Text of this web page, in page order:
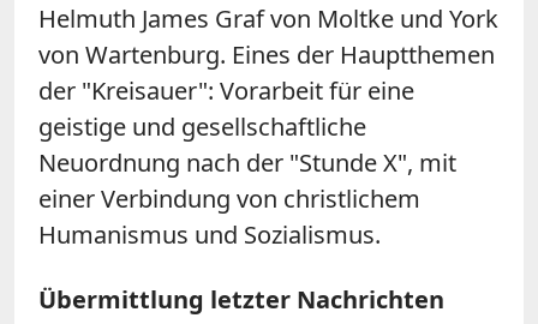
Helmuth James Graf von Moltke und York
von Wartenburg. Eines der Hauptthemen
der "Kreisauer": Vorarbeit für eine
geistige und gesellschaftliche
Neuordnung nach der "Stunde X", mit
einer Verbindung von christlichem
Humanismus und Sozialismus.
Übermittlung letzter Nachrichten